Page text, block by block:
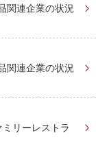
関連企業の状況
関連企業の状況
リーレストラ